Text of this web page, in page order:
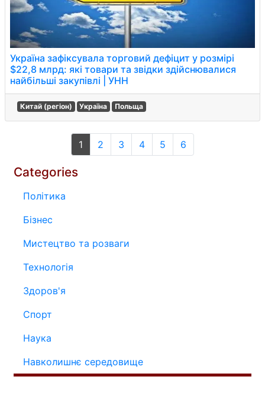
Україна зафіксувала торговий дефіцит у розмірі
$22,8 млрд: які товари та звідки здійснювалися
найбільші закупівлі | УНН
Китай (регіон) Україна Польща
1 2 3 4 5 6
Categories
Політика
Бізнес
Мистецтво та розваги
Технологія
Здоров'я
Спорт
Наука
Навколишнє середовище